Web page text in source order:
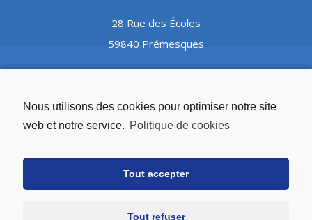
28 Rue des Écoles
59840 Prémesques
Coordonnées
Tél :03.20.08.82.10
mairie@premesques.fr
Nous utilisons des cookies pour optimiser notre site
web et notre service. Politique de cookies
Tout accepter
Tout refuser